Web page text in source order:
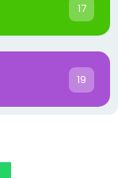
17
19